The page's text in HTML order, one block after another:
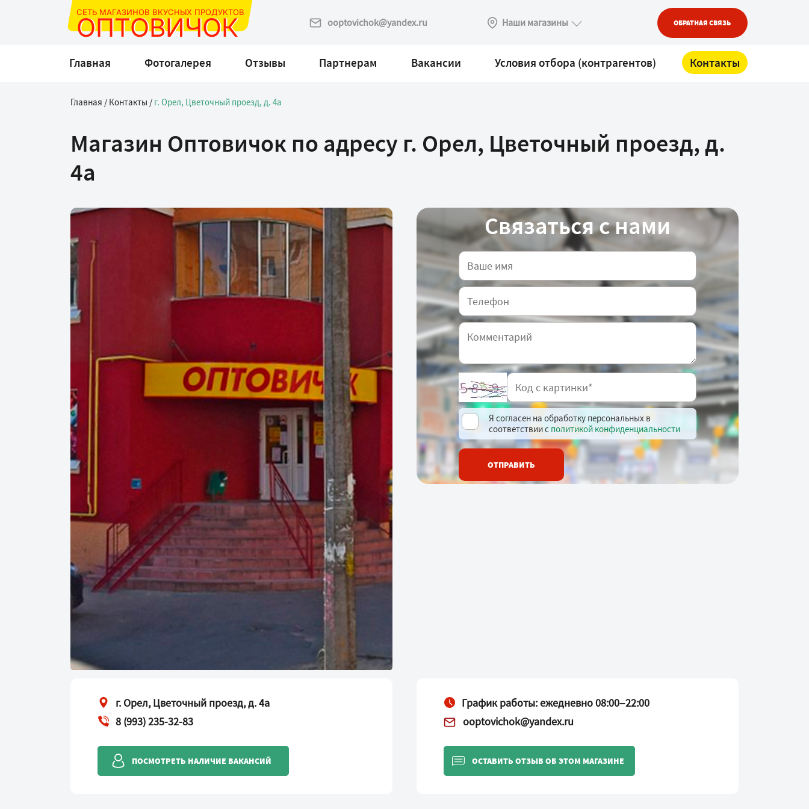
СЕТЬ МАГАЗИНОВ ВКУСНЫХ ПРОДУКТОВ
ОПТОВИЧОК ooptovichok@yandex.ru Наши магазины ОБРАТНАЯ СВЯЗЬ
Главная Фотогалерея Отзывы Партнерам Вакансии Условия отбора (контрагентов) Контакты
Главная / Контакты / г. Орел, Цветочный проезд, д. 4а
Магазин Оптовичок по адресу г. Орел, Цветочный проезд, д.
4а
Связаться с нами
Я согласен на обработку персональных в
соответствии с политикой конфиденциальности
ОТПРАВИТЬ
г. Орел, Цветочный проезд, д. 4а
8 (993) 235-32-83
ПОСМОТРЕТЬ НАЛИЧИЕ ВАКАНСИЙ
График работы: ежедневно 08:00–22:00
ooptovichok@yandex.ru
ОСТАВИТЬ ОТЗЫВ ОБ ЭТОМ МАГАЗИНЕ